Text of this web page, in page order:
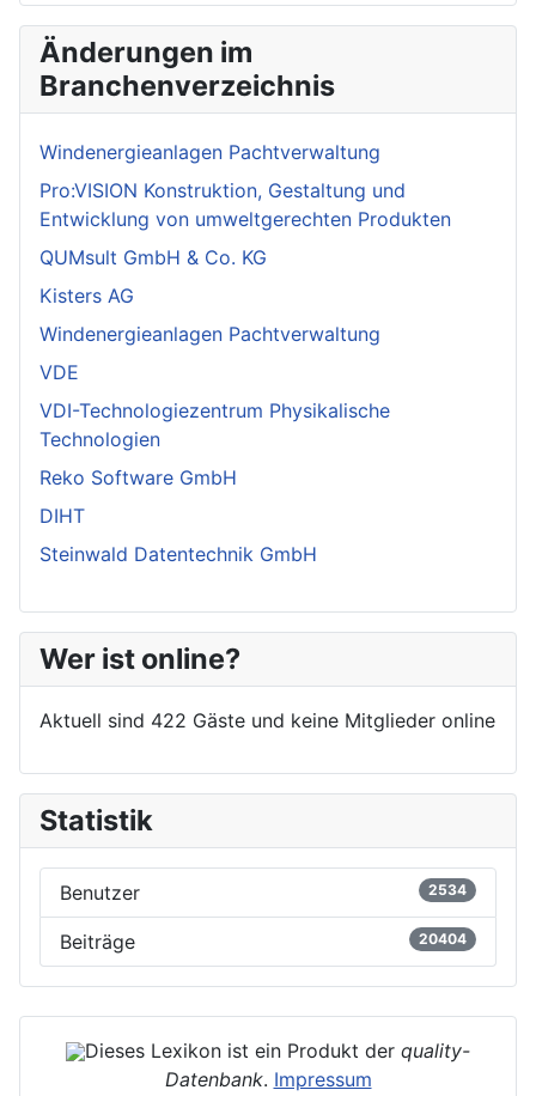
Änderungen im
Branchenverzeichnis
Windenergieanlagen Pachtverwaltung
Pro:VISION Konstruktion, Gestaltung und
Entwicklung von umweltgerechten Produkten
QUMsult GmbH & Co. KG
Kisters AG
Windenergieanlagen Pachtverwaltung
VDE
VDI-Technologiezentrum Physikalische
Technologien
Reko Software GmbH
DIHT
Steinwald Datentechnik GmbH
Wer ist online?
Aktuell sind 422 Gäste und keine Mitglieder online
Statistik
Benutzer 2534
Beiträge 20404
Dieses Lexikon ist ein Produkt der quality-
Datenbank. Impressum